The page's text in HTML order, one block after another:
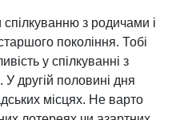
з родичами і
покоління. Тобі
у спілкуванні з
другій половині дня
місцях. Не варто